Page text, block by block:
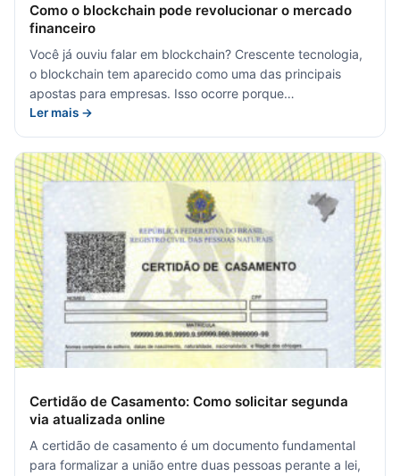
Como o blockchain pode revolucionar o mercado
financeiro
Você já ouviu falar em blockchain? Crescente tecnologia,
o blockchain tem aparecido como uma das principais
apostas para empresas. Isso ocorre porque…
Ler mais →
Certidão de Casamento: Como solicitar segunda
via atualizada online
A certidão de casamento é um documento fundamental
para formalizar a união entre duas pessoas perante a lei,